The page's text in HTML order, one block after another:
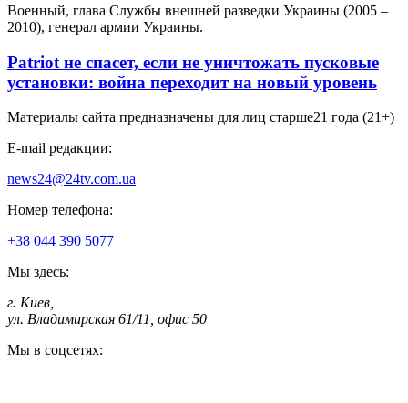
Военный, глава Службы внешней разведки Украины (2005 –
2010), генерал армии Украины.
Patriot не спасет, если не уничтожать пусковые
установки: война переходит на новый уровень
Материалы сайта предназначены для лиц старше21 года (21+)
E-mail редакции:
news24@24tv.com.ua
Номер телефона:
+38 044 390 5077
Мы здесь:
г. Киев
ул. Владимирская 61/11, офис 50
Мы в соцсетях: